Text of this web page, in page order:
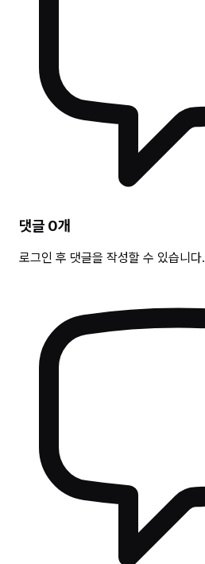
댓글 0개
로그인 후 댓글을 작성할 수 있습니다.